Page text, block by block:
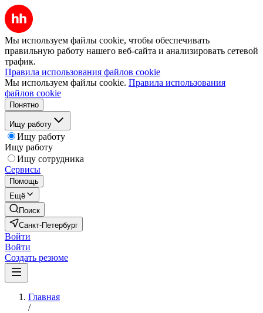
Мы используем файлы cookie, чтобы обеспечивать
правильную работу нашего веб-сайта и анализировать сетевой
трафик.
Правила использования файлов cookie
Мы используем файлы cookie. Правила использования
файлов cookie
Понятно
Ищу работу
Ищу работу
Ищу работу
Ищу сотрудника
Сервисы
Помощь
Ещё
Поиск
Санкт-Петербург
Войти
Войти
Создать резюме
Главная
/